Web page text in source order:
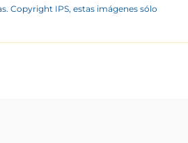
Copyright IPS, estas imágenes sólo